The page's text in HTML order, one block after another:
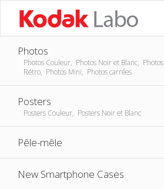
Photos
Photos Couleur, Photos Noir et Blanc, Photos
Rétro, Photos Mini, Photos carrées
Posters
Posters Couleur, Posters Noir et Blanc
Pêle-mêle
New Smartphone Cases